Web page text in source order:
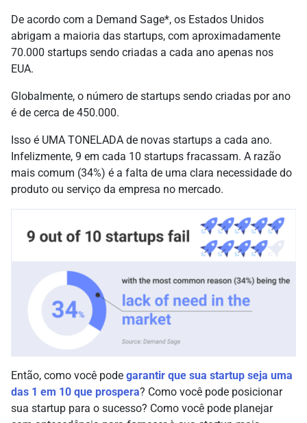
De acordo com a Demand Sage*, os Estados Unidos
abrigam a maioria das startups, com aproximadamente
70.000 startups sendo criadas a cada ano apenas nos
EUA.
Globalmente, o número de startups sendo criadas por ano
é de cerca de 450.000.
Isso é UMA TONELADA de novas startups a cada ano.
Infelizmente, 9 em cada 10 startups fracassam. A razão
mais comum (34%) é a falta de uma clara necessidade do
produto ou serviço da empresa no mercado.
Então, como você pode garantir que sua startup seja uma
das 1 em 10 que prospera? Como você pode posicionar
sua startup para o sucesso? Como você pode planejar